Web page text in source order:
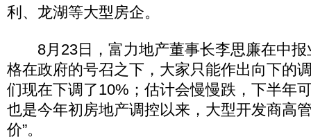
利、龙湖等大型房企。
8月23日，富力地产董事长李思廉在中报
格在政府的号召之下，大家只能作出向下的
们现在下调了10%；估计会慢慢跌，下半年
也是今年初房地产调控以来，大型开发商高
价”。